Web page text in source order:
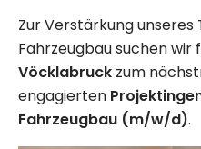
Zur Verstärkung unseres
Fahrzeugbau suchen
Vöcklabruck zum
engagierten
Fahrzeugbau (m/w/d).